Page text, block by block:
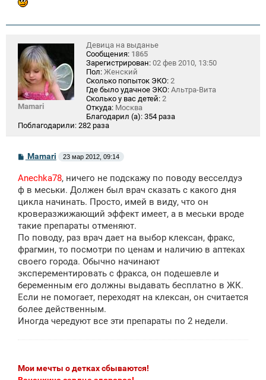
Mamari
Девица на выданье
Сообщения: 1865
Зарегистрирован: 02 фев 2010, 13:50
Пол: Женский
Сколько попыток ЭКО: 2
Где было удачное ЭКО: Альтра-Вита
Сколько у вас детей: 2
Откуда: Москва
Благодарил (а): 354 раза
Поблагодарили: 282 раза
С
б
щ
н
и
Mamari 23 мар 2012, 09:14
Anechka78, ничего не подскажу по поводу весселдуэ
ф в меськи. Должен был врач сказать с какого дня
цикла начинать. Просто, имей в виду, что он
кроверазжижающий эффект имеет, а в меськи вроде
такие препараты отменяют.
По поводу, раз врач дает на выбор клексан, фракс,
фрагмин, то посмотри по ценам и наличию в аптеках
своего города. Обычно начинают
эксперементировать с фракса, он подешевле и
беременным его должны выдавать бесплатно в ЖК.
Если не помогает, переходят на клексан, он считается
более действенным.
Иногда чередуют все эти препараты по 2 недели.
Мои мечты о детках сбываются!